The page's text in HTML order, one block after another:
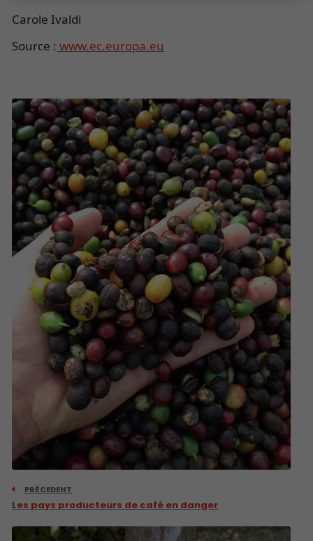
Carole Ivaldi
Source : www.ec.europa.eu
PRÉCEDENT
Les pays producteurs de café en danger